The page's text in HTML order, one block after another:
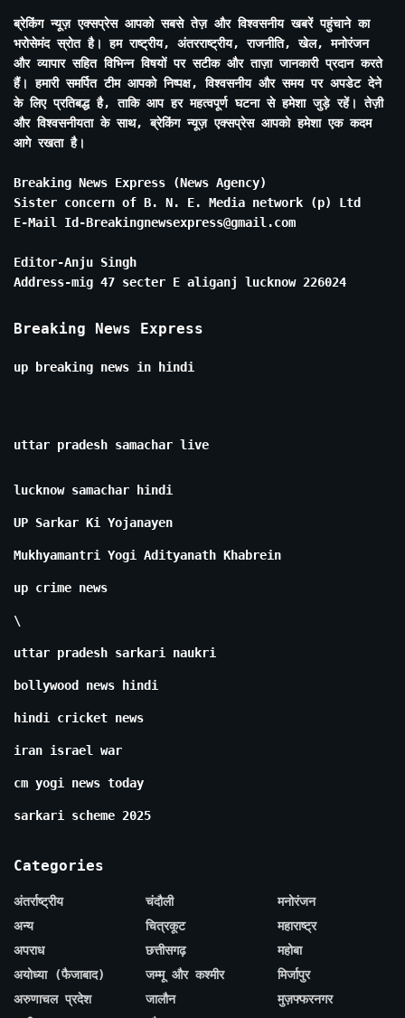
ब्रेकिंग न्यूज़ एक्सप्रेस आपको सबसे तेज़ और विश्वसनीय खबरें पहुंचाने का
भरोसेमंद स्रोत है। हम राष्ट्रीय, अंतरराष्ट्रीय, राजनीति, खेल, मनोरंजन
और व्यापार सहित विभिन्न विषयों पर सटीक और ताज़ा जानकारी प्रदान करते
हैं। हमारी समर्पित टीम आपको निष्पक्ष, विश्वसनीय और समय पर अपडेट देने
के लिए प्रतिबद्ध है, ताकि आप हर महत्वपूर्ण घटना से हमेशा जुड़े रहें। तेज़ी
और विश्वसनीयता के साथ, ब्रेकिंग न्यूज़ एक्सप्रेस आपको हमेशा एक कदम
आगे रखता है।
Breaking News Express (News Agency)
Sister concern of B. N. E. Media network (p) Ltd
E-Mail Id-Breakingnewsexpress@gmail.com
Editor-Anju Singh
Address-mig 47 secter E aliganj lucknow 226024
Breaking News Express
up breaking news in hindi
uttar pradesh samachar live
lucknow samachar hindi
UP Sarkar Ki Yojanayen
Mukhyamantri Yogi Adityanath Khabrein
up crime news
\
uttar pradesh sarkari naukri
bollywood news hindi
hindi cricket news
iran israel war
cm yogi news today
sarkari scheme 2025
Categories
अंतर्राष्ट्रीय
अन्य
अपराध
अयोध्या (फैजाबाद)
अरुणाचल प्रदेश
चंदौली
चित्रकूट
छत्तीसगढ़
जम्मू और कश्मीर
जालौन
मनोरंजन
महाराष्ट्र
महोबा
मिर्जापुर
मुज़फ्फरनगर